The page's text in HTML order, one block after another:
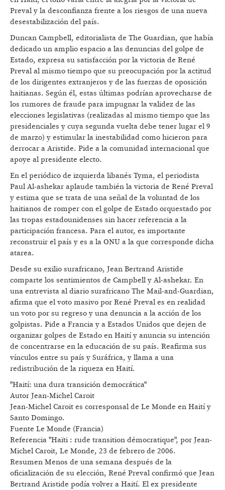
Preval y la desconfianza frente a los riesgos de una nueva
desestabilización del país.
Duncan Campbell, editorialista de The Guardian, que había
dedicado un amplio espacio a las denuncias del golpe de
Estado, expresa su satisfacción por la victoria de René
Preval al mismo tiempo que su preocupación por la actitud
de los dirigentes extranjeros y de las fuerzas de oposición
haitianas. Según él, estas últimas podrían aprovecharse de
los rumores de fraude para impugnar la validez de las
elecciones legislativas (realizadas al mismo tiempo que las
presidenciales y cuya segunda vuelta debe tener lugar el 9
de marzo) y estimular la inestabilidad como hicieron para
derrocar a Aristide. Pide a la comunidad internacional que
apoye al presidente electo.
En el periódico de izquierda libanés Tyma, el periodista
Paul Al-ashekar aplaude también la victoria de René Preval
y estima que se trata de una señal de la voluntad de los
haitianos de romper con el golpe de Estado orquestado por
las tropas estadounidenses sin hacer referencia a la
participación francesa. Para el autor, es importante
reconstruir el país y es a la ONU a la que corresponde dicha
atarea.
Desde su exilio surafricano, Jean Bertrand Aristide
comparte los sentimientos de Campbell y Al-ashekar. En
una entrevista al diario surafricano The Mail-and-Guardian,
afirma que el voto masivo por René Preval es en realidad
un voto por su regreso y una denuncia a la acción de los
golpistas. Pide a Francia y a Estados Unidos que dejen de
organizar golpes de Estado en Haití y anuncia su intención
de concentrarse en la educación de su país. Reafirma sus
vínculos entre su país y Suráfrica, y llama a una
redistribución de la riqueza en Haití.
"Haití: una dura transición democrática"
Autor Jean-Michel Caroit
Jean-Michel Caroit es corresponsal de Le Monde en Haití y
Santo Domingo.
Fuente Le Monde (Francia)
Referencia "Haïti : rude transition démocratique", por Jean-
Michel Caroit, Le Monde, 23 de febrero de 2006.
Resumen Menos de una semana después de la
oficialización de su elección, René Preval confirmó que Jean
Bertrand Aristide podía volver a Haití. El ex presidente